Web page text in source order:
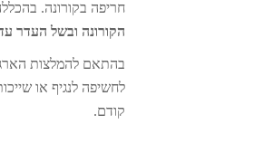
חריפה בקורונה. בהכללה
הקורונה ובשל העדר
בהתאם להמלצות
לחשיפה לנגיף או
קודם.